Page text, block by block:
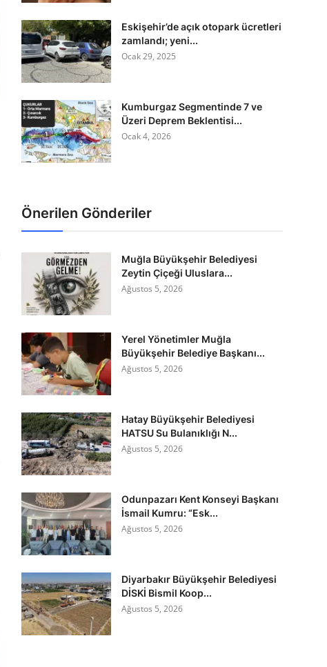
Eskişehir’de açık otopark ücretleri
zamlandı; yeni...
Ocak 29, 2025
Kumburgaz Segmentinde 7 ve
Üzeri Deprem Beklentisi...
Ocak 4, 2026
Önerilen Gönderiler
Muğla Büyükşehir Belediyesi
Zeytin Çiçeği Uluslara...
Ağustos 5, 2026
Yerel Yönetimler Muğla
Büyükşehir Belediye Başkanı...
Ağustos 5, 2026
Hatay Büyükşehir Belediyesi
HATSU Su Bulanıklığı N...
Ağustos 5, 2026
Odunpazarı Kent Konseyi Başkanı
İsmail Kumru: “Esk...
Ağustos 5, 2026
Diyarbakır Büyükşehir Belediyesi
DİSKİ Bismil Koop...
Ağustos 5, 2026